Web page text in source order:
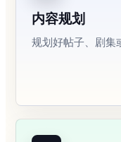
内容规划
规划好帖子、剧集